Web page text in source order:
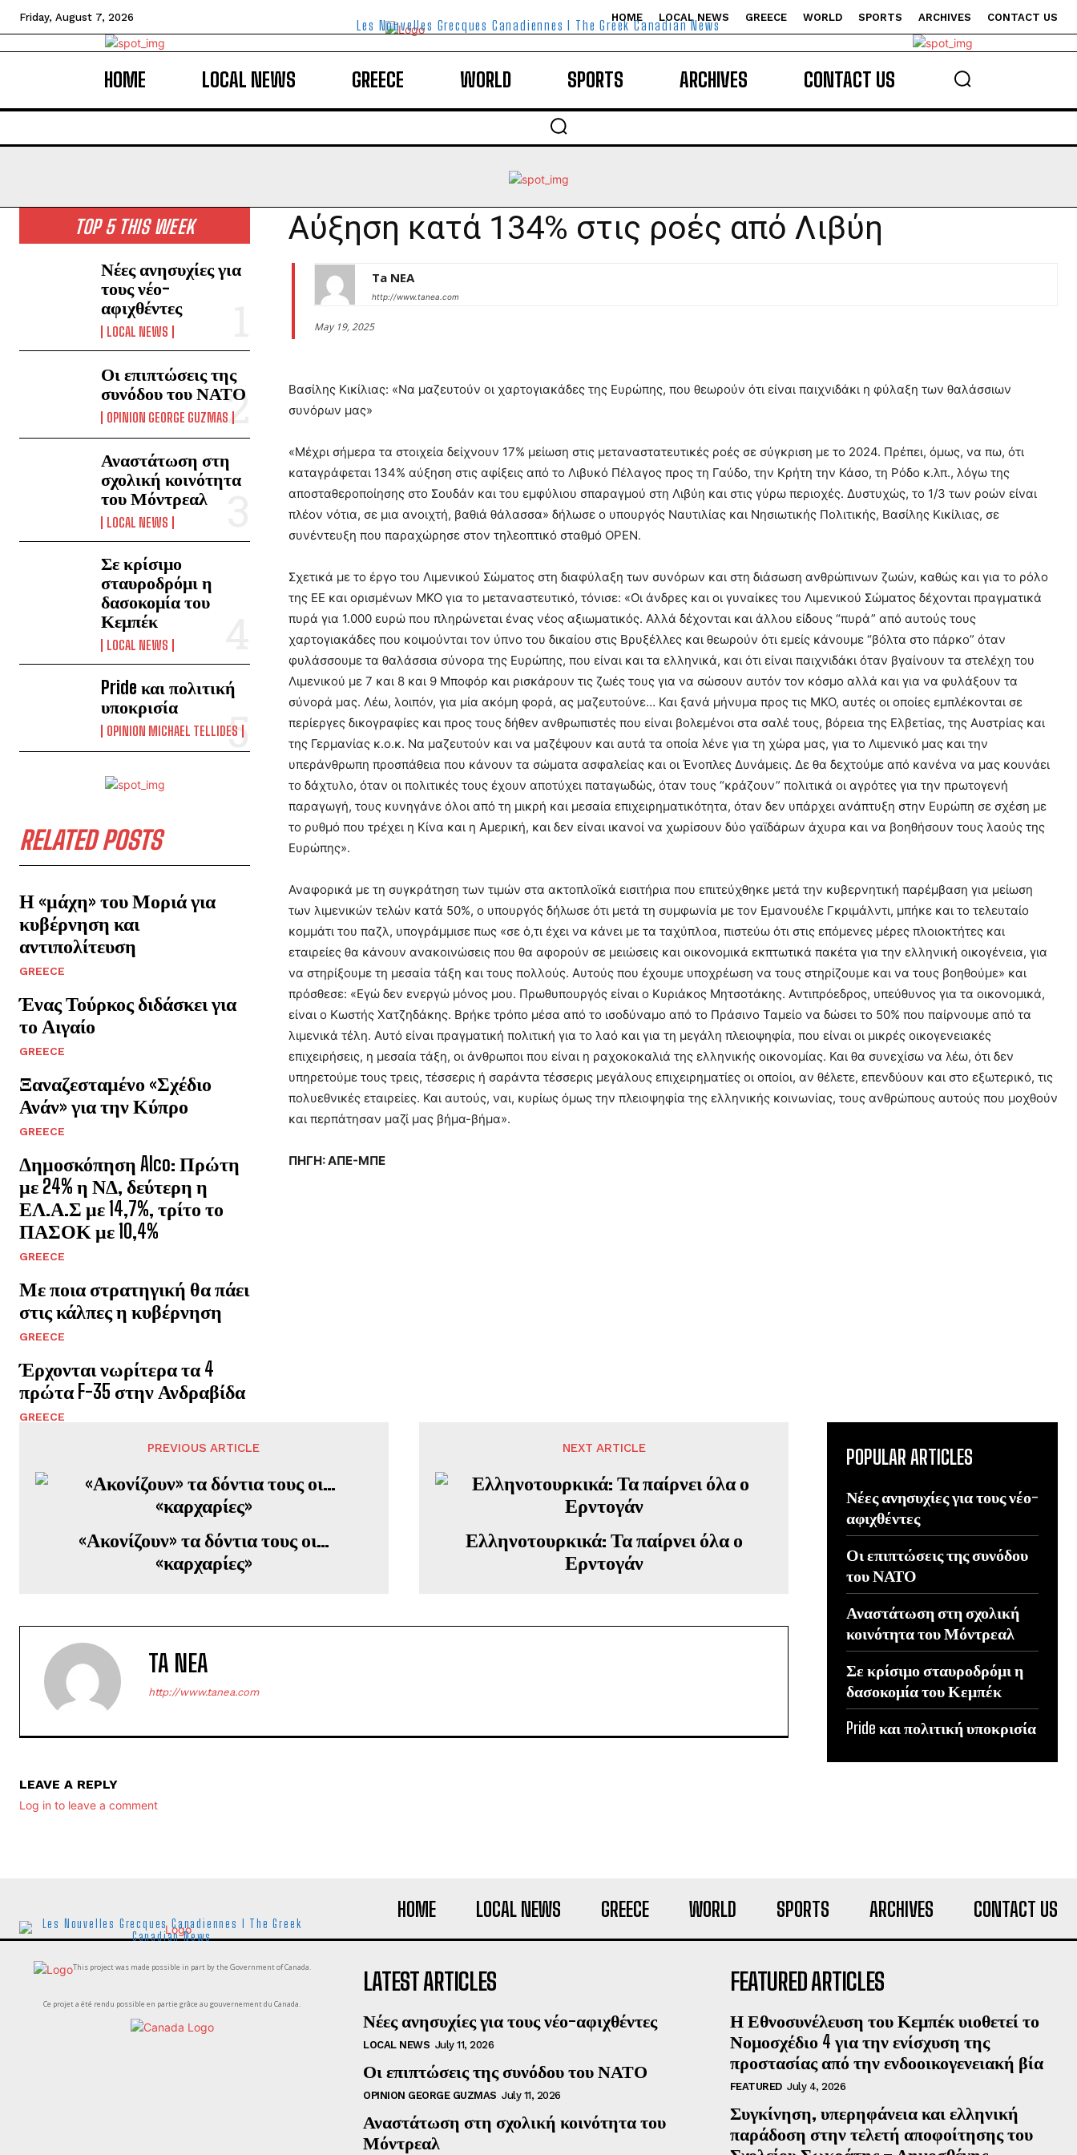
Friday, August 7, 2026 HOME LOCAL NEWS GREECE WORLD SPORTS ARCHIVES CONTACT US
Les Nouvelles Grecques Canadiennes I The Greek Canadian News
HOME LOCAL NEWS GREECE WORLD SPORTS ARCHIVES CONTACT US
TOP 5 THIS WEEK
Νέες ανησυχίες για
τους νέο-
αφιχθέντες
LOCAL NEWS
Οι επιπτώσεις της
συνόδου του ΝΑΤΟ
OPINION GEORGE GUZMAS
Αναστάτωση στη
σχολική κοινότητα
του Μόντρεαλ
LOCAL NEWS
Σε κρίσιμο
σταυροδρόμι η
δασοκομία του
Κεμπέκ
LOCAL NEWS
Pride και πολιτική
υποκρισία
OPINION MICHAEL TELLIDES
RELATED POSTS
Η «μάχη» του Μοριά για
κυβέρνηση και
αντιπολίτευση
GREECE
Ένας Τούρκος διδάσκει για
το Αιγαίο
GREECE
Ξαναζεσταμένο «Σχέδιο
Ανάν» για την Κύπρο
GREECE
Δημοσκόπηση Alco: Πρώτη
με 24% η ΝΔ, δεύτερη η
ΕΛ.Α.Σ με 14,7%, τρίτο το
ΠΑΣΟΚ με 10,4%
GREECE
Με ποια στρατηγική θα πάει
στις κάλπες η κυβέρνηση
GREECE
Έρχονται νωρίτερα τα 4
πρώτα F-35 στην Ανδραβίδα
GREECE
Αύξηση κατά 134% στις ροές από Λιβύη
Ta NEA
http://www.tanea.com
May 19, 2025
Βασίλης Κικίλιας: «Να μαζευτούν οι χαρτογιακάδες της Ευρώπης, που θεωρούν ότι είναι παιχνιδάκι η φύλαξη των θαλάσσιων
συνόρων μας»
«Μέχρι σήμερα τα στοιχεία δείχνουν 17% μείωση στις μεταναστατευτικές ροές σε σύγκριση με το 2024. Πρέπει, όμως, να πω, ότι
καταγράφεται 134% αύξηση στις αφίξεις από το Λιβυκό Πέλαγος προς τη Γαύδο, την Κρήτη την Κάσο, τη Ρόδο κ.λπ., λόγω της
αποσταθεροποίησης στο Σουδάν και του εμφύλιου σπαραγμού στη Λιβύη και στις γύρω περιοχές. Δυστυχώς, το 1/3 των ροών είναι
πλέον νότια, σε μια ανοιχτή, βαθιά θάλασσα» δήλωσε ο υπουργός Ναυτιλίας και Νησιωτικής Πολιτικής, Βασίλης Κικίλιας, σε
συνέντευξη που παραχώρησε στον τηλεοπτικό σταθμό OPEN.
Σχετικά με το έργο του Λιμενικού Σώματος στη διαφύλαξη των συνόρων και στη διάσωση ανθρώπινων ζωών, καθώς και για το ρόλο
της ΕΕ και ορισμένων ΜΚΟ για το μεταναστευτικό, τόνισε: «Οι άνδρες και οι γυναίκες του Λιμενικού Σώματος δέχονται πραγματικά
πυρά για 1.000 ευρώ που πληρώνεται ένας νέος αξιωματικός. Αλλά δέχονται και άλλου είδους “πυρά” από αυτούς τους
χαρτογιακάδες που κοιμούνται τον ύπνο του δικαίου στις Βρυξέλλες και θεωρούν ότι εμείς κάνουμε “βόλτα στο πάρκο” όταν
φυλάσσουμε τα θαλάσσια σύνορα της Ευρώπης, που είναι και τα ελληνικά, και ότι είναι παιχνιδάκι όταν βγαίνουν τα στελέχη του
Λιμενικού με 7 και 8 και 9 Μποφόρ και ρισκάρουν τις ζωές τους για να σώσουν αυτόν τον κόσμο αλλά και για να φυλάξουν τα
σύνορά μας. Λέω, λοιπόν, για μία ακόμη φορά, ας μαζευτούνε… Και ξανά μήνυμα προς τις ΜΚΟ, αυτές οι οποίες εμπλέκονται σε
περίεργες δικογραφίες και προς τους δήθεν ανθρωπιστές που είναι βολεμένοι στα σαλέ τους, βόρεια της Ελβετίας, της Αυστρίας και
της Γερμανίας κ.ο.κ. Να μαζευτούν και να μαζέψουν και αυτά τα οποία λένε για τη χώρα μας, για το Λιμενικό μας και την
υπεράνθρωπη προσπάθεια που κάνουν τα σώματα ασφαλείας και οι Ένοπλες Δυνάμεις. Δε θα δεχτούμε από κανένα να μας κουνάει
το δάχτυλο, όταν οι πολιτικές τους έχουν αποτύχει παταγωδώς, όταν τους “κράζουν” πολιτικά οι αγρότες για την πρωτογενή
παραγωγή, τους κυνηγάνε όλοι από τη μικρή και μεσαία επιχειρηματικότητα, όταν δεν υπάρχει ανάπτυξη στην Ευρώπη σε σχέση με
το ρυθμό που τρέχει η Κίνα και η Αμερική, και δεν είναι ικανοί να χωρίσουν δύο γαϊδάρων άχυρα και να βοηθήσουν τους λαούς της
Ευρώπης».
Αναφορικά με τη συγκράτηση των τιμών στα ακτοπλοϊκά εισιτήρια που επιτεύχθηκε μετά την κυβερνητική παρέμβαση για μείωση
των λιμενικών τελών κατά 50%, ο υπουργός δήλωσε ότι μετά τη συμφωνία με τον Εμανουέλε Γκριμάλντι, μπήκε και το τελευταίο
κομμάτι του παζλ, υπογράμμισε πως «σε ό,τι έχει να κάνει με τα ταχύπλοα, πιστεύω ότι στις επόμενες μέρες πλοιοκτήτες και
εταιρείες θα κάνουν ανακοινώσεις που θα αφορούν σε μειώσεις και οικονομικά εκπτωτικά πακέτα για την ελληνική οικογένεια, για
να στηρίξουμε τη μεσαία τάξη και τους πολλούς. Αυτούς που έχουμε υποχρέωση να τους στηρίζουμε και να τους βοηθούμε» και
πρόσθεσε: «Εγώ δεν ενεργώ μόνος μου. Πρωθυπουργός είναι ο Κυριάκος Μητσοτάκης. Αντιπρόεδρος, υπεύθυνος για τα οικονομικά,
είναι ο Κωστής Χατζηδάκης. Βρήκε τρόπο μέσα από το ισοδύναμο από το Πράσινο Ταμείο να δώσει το 50% που παίρνουμε από τα
λιμενικά τέλη. Αυτό είναι πραγματική πολιτική για το λαό και για τη μεγάλη πλειοψηφία, που είναι οι μικρές οικογενειακές
επιχειρήσεις, η μεσαία τάξη, οι άνθρωποι που είναι η ραχοκοκαλιά της ελληνικής οικονομίας. Και θα συνεχίσω να λέω, ότι δεν
υπηρετούμε τους τρεις, τέσσερις ή σαράντα τέσσερις μεγάλους επιχειρηματίες οι οποίοι, αν θέλετε, επενδύουν και στο εξωτερικό, τις
πολυεθνικές εταιρείες. Και αυτούς, ναι, κυρίως όμως την πλειοψηφία της ελληνικής κοινωνίας, τους ανθρώπους αυτούς που μοχθούν
και περπάτησαν μαζί μας βήμα-βήμα».
ΠΗΓΗ: ΑΠΕ-ΜΠΕ
PREVIOUS ARTICLE
«Ακονίζουν» τα δόντια τους οι…
«καρχαρίες»
NEXT ARTICLE
Ελληνοτουρκικά: Τα παίρνει όλα ο
Ερντογάν
TA NEA
http://www.tanea.com
LEAVE A REPLY
Log in to leave a comment
POPULAR ARTICLES
Νέες ανησυχίες για τους νέο-
αφιχθέντες
Οι επιπτώσεις της συνόδου
του ΝΑΤΟ
Αναστάτωση στη σχολική
κοινότητα του Μόντρεαλ
Σε κρίσιμο σταυροδρόμι η
δασοκομία του Κεμπέκ
Pride και πολιτική υποκρισία
HOME LOCAL NEWS GREECE WORLD SPORTS ARCHIVES CONTACT US
Les Nouvelles Grecques Canadiennes I The Greek
Canadian News
This project was made possible in part by the Government of Canada.
Ce projet a été rendu possible en partie grâce au gouvernement du Canada.
LATEST ARTICLES
Νέες ανησυχίες για τους νέο-αφιχθέντες
LOCAL NEWS July 11, 2026
Οι επιπτώσεις της συνόδου του ΝΑΤΟ
OPINION GEORGE GUZMAS July 11, 2026
Αναστάτωση στη σχολική κοινότητα του
Μόντρεαλ
FEATURED ARTICLES
Η Εθνοσυνέλευση του Κεμπέκ υιοθετεί το
Νομοσχέδιο 4 για την ενίσχυση της
προστασίας από την ενδοοικογενειακή βία
FEATURED July 4, 2026
Συγκίνηση, υπερηφάνεια και ελληνική
παράδοση στην τελετή αποφοίτησης του